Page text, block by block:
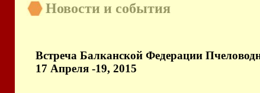
Новости и события
Встреча Балканской Федерации
17 Апреля -19, 2015